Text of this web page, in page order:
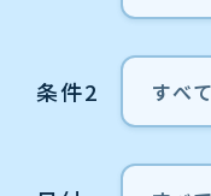
条件2